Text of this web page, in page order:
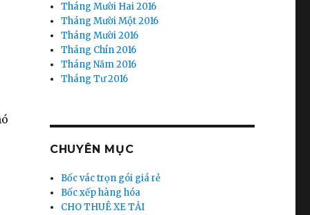
Tháng Mười Hai 2016
Tháng Mười Một 2016
Tháng Mười 2016
Tháng Chín 2016
Tháng Năm 2016
Tháng Tư 2016
CHUYÊN MỤC
Bốc vác trọn gói giá rẻ
Bốc xếp hàng hóa
CHO THUÊ XE TẢI